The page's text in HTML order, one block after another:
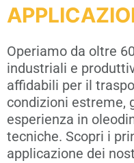
Operiamo da oltre
industriali e
affidabili per il
condizioni estreme,
esperienza in
tecniche. Scopri i
applicazione dei